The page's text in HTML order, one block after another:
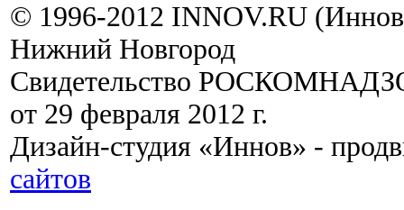
© 1996-2012 INNOV.RU
Нижний Новгород
Свидетельство
от 29 февраля 2012 г.
Дизайн-студия «Иннов» -
сайтов